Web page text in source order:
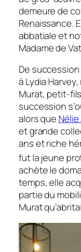
demeure de
Renaissance.
abbatiale et
Madame de
De
à Lydia
Murat, petit-
succession
alors que
et grande
ans et riche
fut la jeune
achète le
temps, elle
partie du
Murat